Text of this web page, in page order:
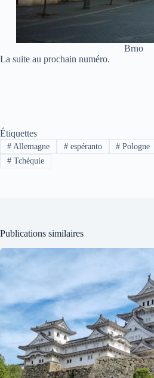
Brno
La suite au prochain numéro.
Étiquettes
#Allemagne #espéranto # Pologne
#Tchéquie
Publications similaires